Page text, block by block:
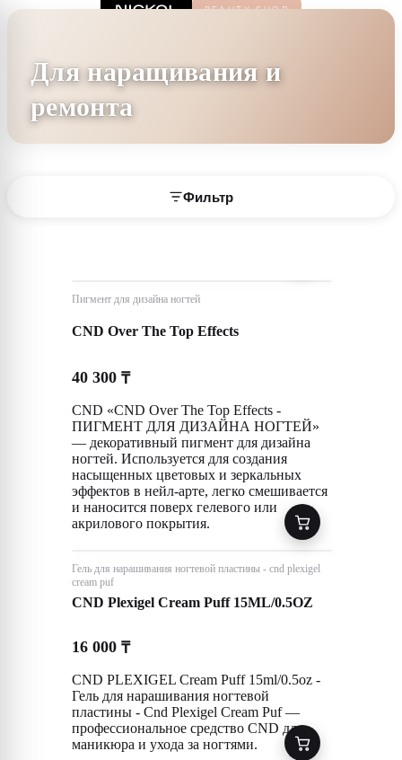
Для наращивания и
ремонта
Фильтр
Пигмент для дизайна ногтей
CND Over The Top Effects
40 300 ₸
CND «CND Over The Top Effects -
ПИГМЕНТ ДЛЯ ДИЗАЙНА НОГТЕЙ»
— декоративный пигмент для дизайна
ногтей. Используется для создания
насыщенных цветовых и зеркальных
эффектов в нейл-арте, легко смешивается
и наносится поверх гелевого или
акрилового покрытия.
Гель для нарашивания ногтевой пластины - cnd plexigel
cream puf
CND Plexigel Cream Puff 15ML/0.5OZ
16 000 ₸
CND PLEXIGEL Cream Puff 15ml/0.5oz -
Гель для нарашивания ногтевой
пластины - Cnd Plexigel Cream Puf —
профессиональное средство CND для
маникюра и ухода за ногтями.